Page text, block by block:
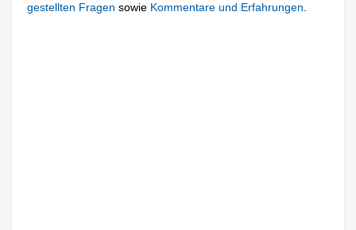
gestellten Fragen sowie Kommentare und Erfahrungen